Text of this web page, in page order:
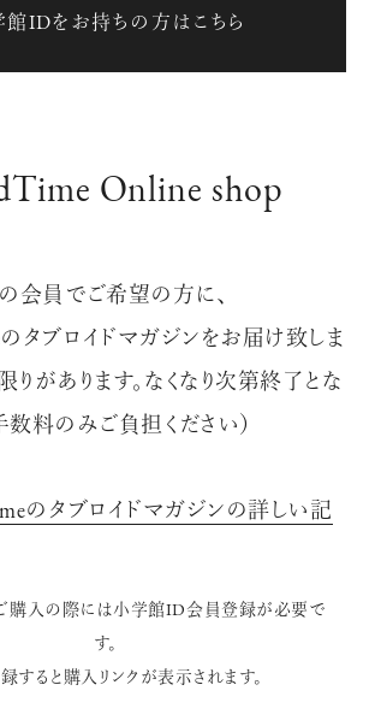
館IDをお持ちの方はこちら
Online shop
会員でご希望の方に、
タブロイドマガジンをお届け致しま
りがあります。なくなり次第終了とな
数料のみご負担ください）
のタブロイドマガジンの詳しい記
ご購入の際には小学館ID会員登録が必要で
す。
すると購入リンクが表示されます。